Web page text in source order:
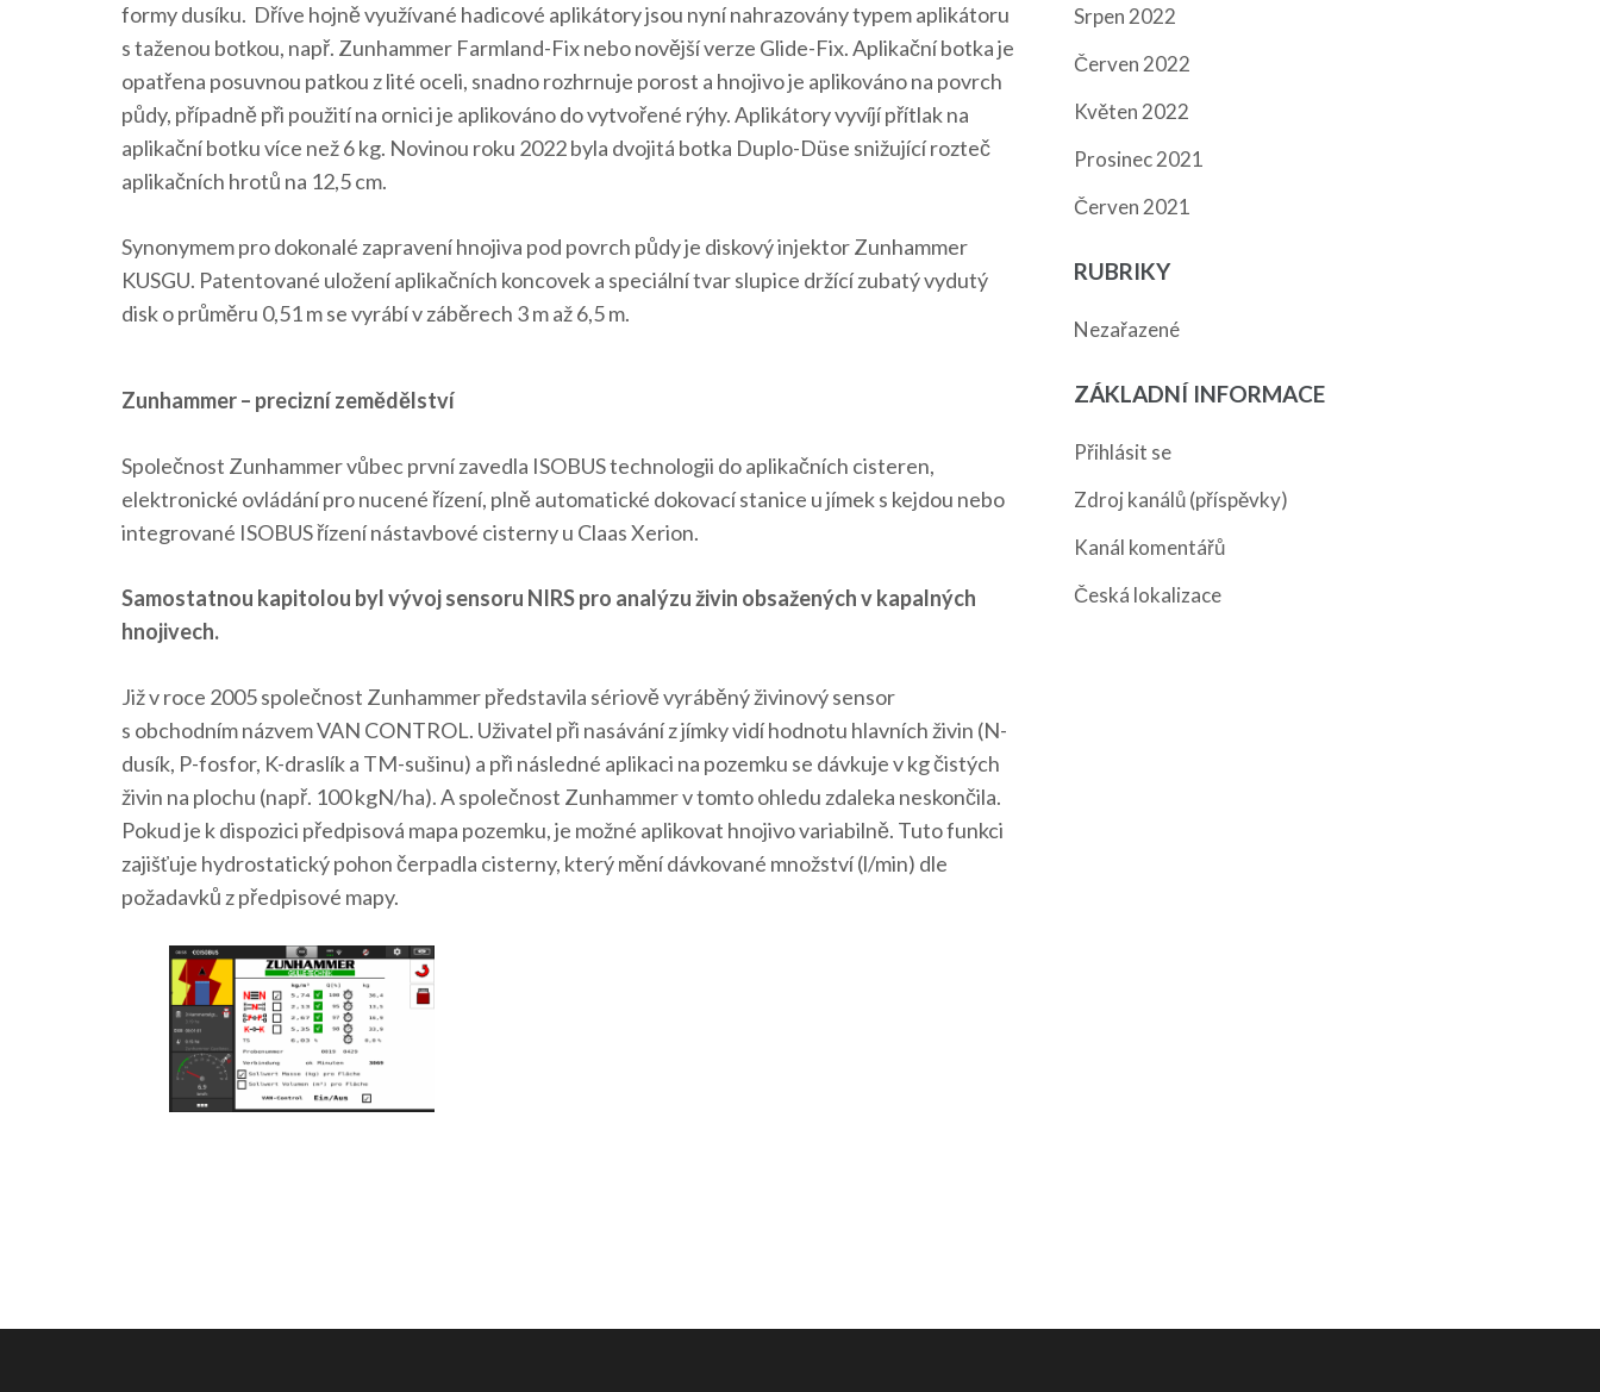
formy dusíku. Dříve hojně využívané hadicové aplikátory jsou nyní nahrazovány typem aplikátoru
s taženou botkou, např. Zunhammer Farmland-Fix nebo novější verze Glide-Fix. Aplikační botka je
opatřena posuvnou patkou z lité oceli, snadno rozhrnuje porost a hnojivo je aplikováno na povrch
půdy, případně při použití na ornici je aplikováno do vytvořené rýhy. Aplikátory vyvíjí přítlak na
aplikační botku více než 6 kg. Novinou roku 2022 byla dvojitá botka Duplo-Düse snižující rozteč
aplikačních hrotů na 12,5 cm.
Synonymem pro dokonalé zapravení hnojiva pod povrch půdy je diskový injektor Zunhammer
KUSGU. Patentované uložení aplikačních koncovek a speciální tvar slupice držící zubatý vydutý
disk o průměru 0,51 m se vyrábí v záběrech 3 m až 6,5 m.
Zunhammer – precizní zemědělství
Společnost Zunhammer vůbec první zavedla ISOBUS technologii do aplikačních cisteren,
elektronické ovládání pro nucené řízení, plně automatické dokovací stanice u jímek s kejdou nebo
integrované ISOBUS řízení nástavbové cisterny u Claas Xerion.
Samostatnou kapitolou byl vývoj sensoru NIRS pro analýzu živin obsažených v kapalných
hnojivech.
Již v roce 2005 společnost Zunhammer představila sériově vyráběný živinový sensor
s obchodním názvem VAN CONTROL. Uživatel při nasávání z jímky vidí hodnotu hlavních živin (N-
dusík, P-fosfor, K-draslík a TM-sušinu) a při následné aplikaci na pozemku se dávkuje v kg čistých
živin na plochu (např. 100 kgN/ha). A společnost Zunhammer v tomto ohledu zdaleka neskončila.
Pokud je k dispozici předpisová mapa pozemku, je možné aplikovat hnojivo variabilně. Tuto funkci
zajišťuje hydrostatický pohon čerpadla cisterny, který mění dávkované množství (l/min) dle
požadavků z předpisové mapy.
Srpen 2022
Červen 2022
Květen 2022
Prosinec 2021
Červen 2021
RUBRIKY
Nezařazené
ZÁKLADNÍ INFORMACE
Přihlásit se
Zdroj kanálů (příspěvky)
Kanál komentářů
Česká lokalizace